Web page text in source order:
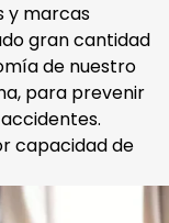
y marcas
gran cantidad
de nuestro
para prevenir
capacidad de